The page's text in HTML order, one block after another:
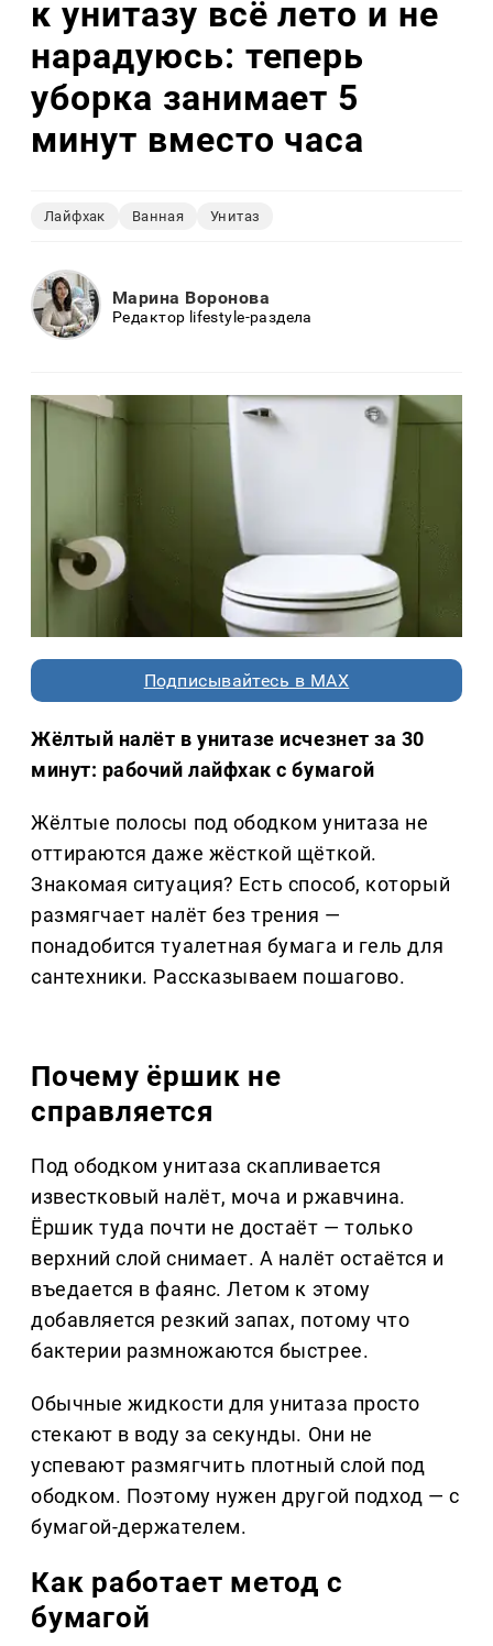
к унитазу всё лето и не
нарадуюсь: теперь
уборка занимает 5
минут вместо часа
Лайфхак Ванная Унитаз
Марина Воронова
Редактор lifestyle-раздела
Подписывайтесь в MAX
Жёлтый налёт в унитазе исчезнет за 30
минут: рабочий лайфхак с бумагой
Жёлтые полосы под ободком унитаза не
оттираются даже жёсткой щёткой.
Знакомая ситуация? Есть способ, который
размягчает налёт без трения —
понадобится туалетная бумага и гель для
сантехники. Рассказываем пошагово.
Почему ёршик не
справляется
Под ободком унитаза скапливается
известковый налёт, моча и ржавчина.
Ёршик туда почти не достаёт — только
верхний слой снимает. А налёт остаётся и
въедается в фаянс. Летом к этому
добавляется резкий запах, потому что
бактерии размножаются быстрее.
Обычные жидкости для унитаза просто
стекают в воду за секунды. Они не
успевают размягчить плотный слой под
ободком. Поэтому нужен другой подход — с
бумагой-держателем.
Как работает метод с
бумагой